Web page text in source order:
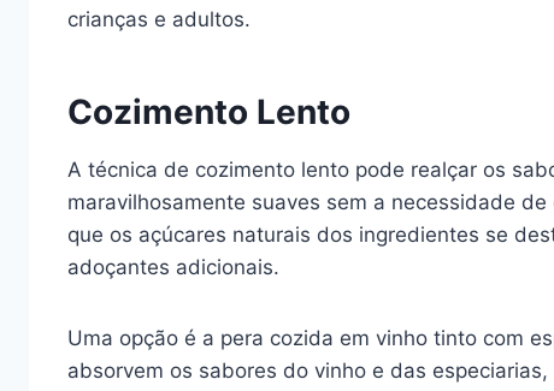
crianças e adultos.
Cozimento Lento
A técnica de cozimento lento pode realçar os
maravilhosamente suaves sem a necessidade
que os açúcares naturais dos ingredientes se
adoçantes adicionais.
Uma opção é a pera cozida em vinho tinto com
absorvem os sabores do vinho e das